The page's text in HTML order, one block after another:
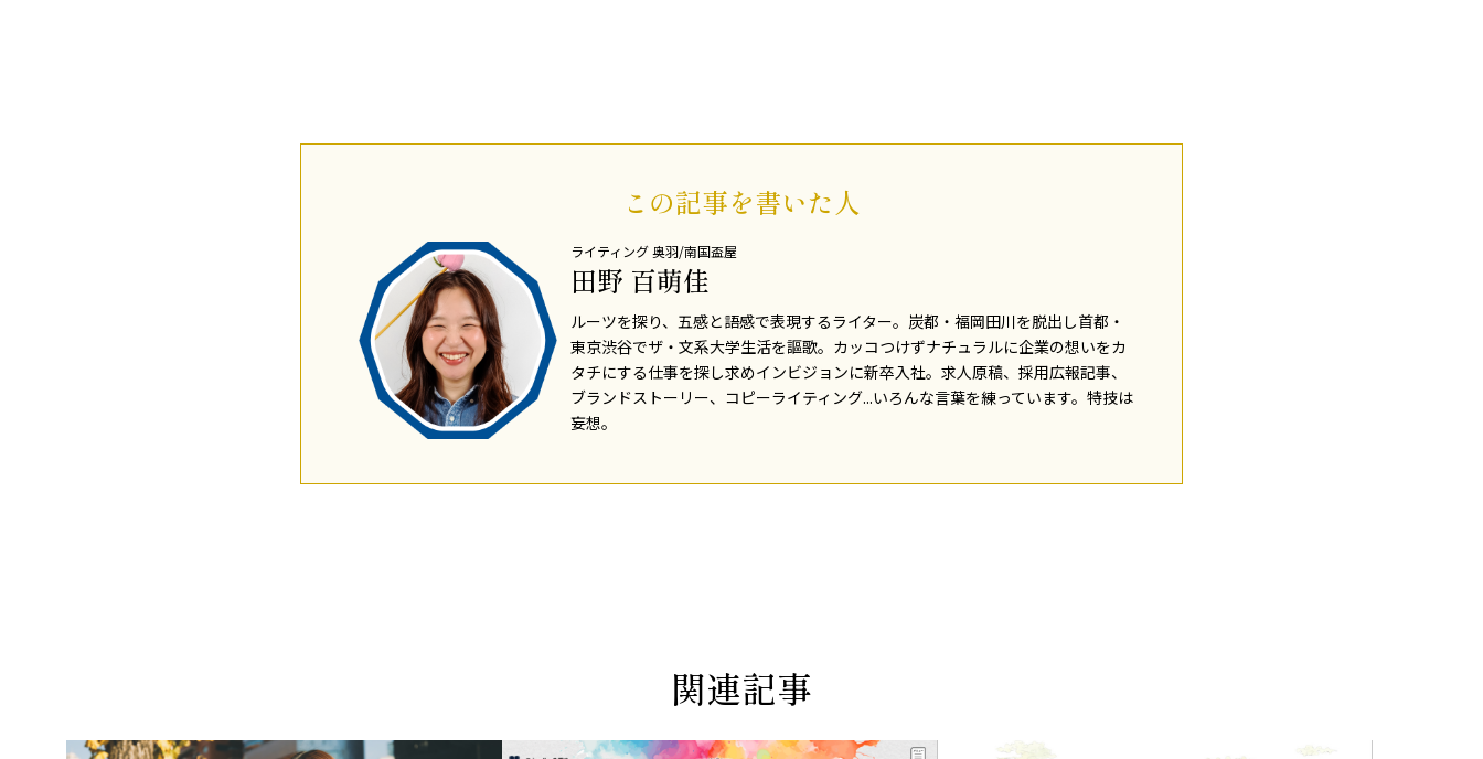
この記事を書いた人
ライティング奥羽/南国盃屋
田野 百萌佳
ルーツを探り、五感と語感で表現するライター。炭都・福岡田川を脱出し首都・
東京渋谷でザ・文系大学生活を謳歌。カッコつけずナチュラルに企業の想いをカ
タチにする仕事を探し求めインビジョンに新卒入社。求人原稿、採用広報記事、
ブランドストーリー、コピーライティング...いろんな言葉を練っています。特技は
妄想。
関連記事